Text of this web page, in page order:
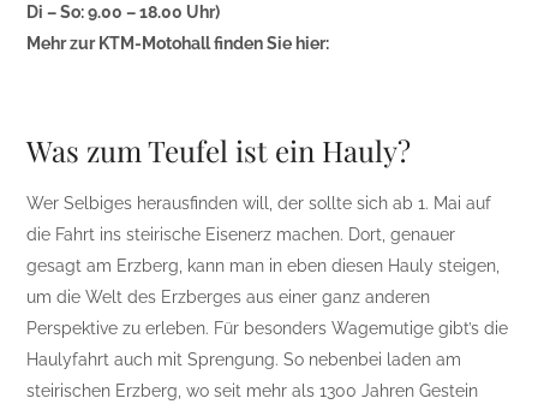
Di – So: 9.00 – 18.00 Uhr)
Mehr zur KTM-Motohall finden Sie hier:
Was zum Teufel ist ein Hauly?
Wer Selbiges herausfinden will, der sollte sich ab 1. Mai auf
die Fahrt ins steirische Eisenerz machen. Dort, genauer
gesagt am Erzberg, kann man in eben diesen Hauly steigen,
um die Welt des Erzberges aus einer ganz anderen
Perspektive zu erleben. Für besonders Wagemutige gibt’s die
Haulyfahrt auch mit Sprengung. So nebenbei laden am
steirischen Erzberg, wo seit mehr als 1300 Jahren Gestein